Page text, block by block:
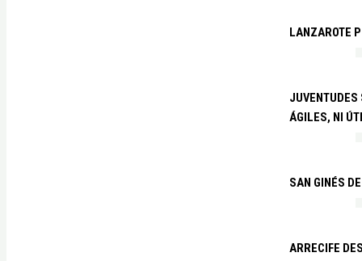
LANZAROTE
JUVENTUDES
ÁGILES, NI
SAN GINÉS
ARRECIFE